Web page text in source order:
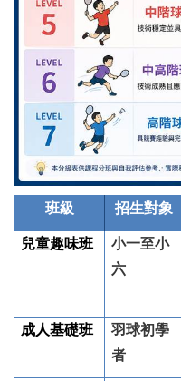
班級 招生對象
兒童趣味班
小一至小
六
成人基礎班
羽球初學
者